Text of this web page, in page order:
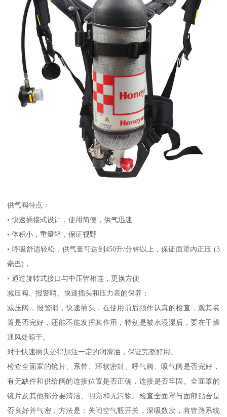
供气阀特点：
• 快速插接式设计，使用简便，供气迅速
• 体积小，重量轻，保证视野
• 呼吸舒适轻松，供气量可达到450升/分钟以上，保证面罩内正压 (3
毫巴)，
• 通过旋转式接口与中压管相连，更换方便
减压阀、报警哨、快速插头和压力表的保养：
减压阀，报警哨，快速插头，在使用前后须作认真的检查，观其装
置是否完好，还能不能发挥其作用，特别是被水浸湿后，要在干燥
通风处晾干。
对于快速插头还得加注一定的润滑油，保证完整好用。
检查全面罩的镜片、系带、环状密封、呼气阀、吸气阀是否完好，
有无缺件和供给阀的连接位置是否正确，连接是否牢固。全面罩的
镜片及其他部分要清洁、明亮和无污物。检查全面罩与面部贴合是
否良好并气密，方法是：关闭空气瓶开关，深吸数次，将管路系统